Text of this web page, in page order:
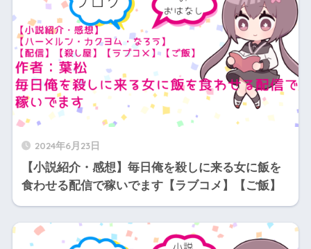
2024年6月23日
【小説紹介・感想】毎日俺を殺しに来る女に飯を
食わせる配信で稼いでます【ラブコメ】【ご飯】